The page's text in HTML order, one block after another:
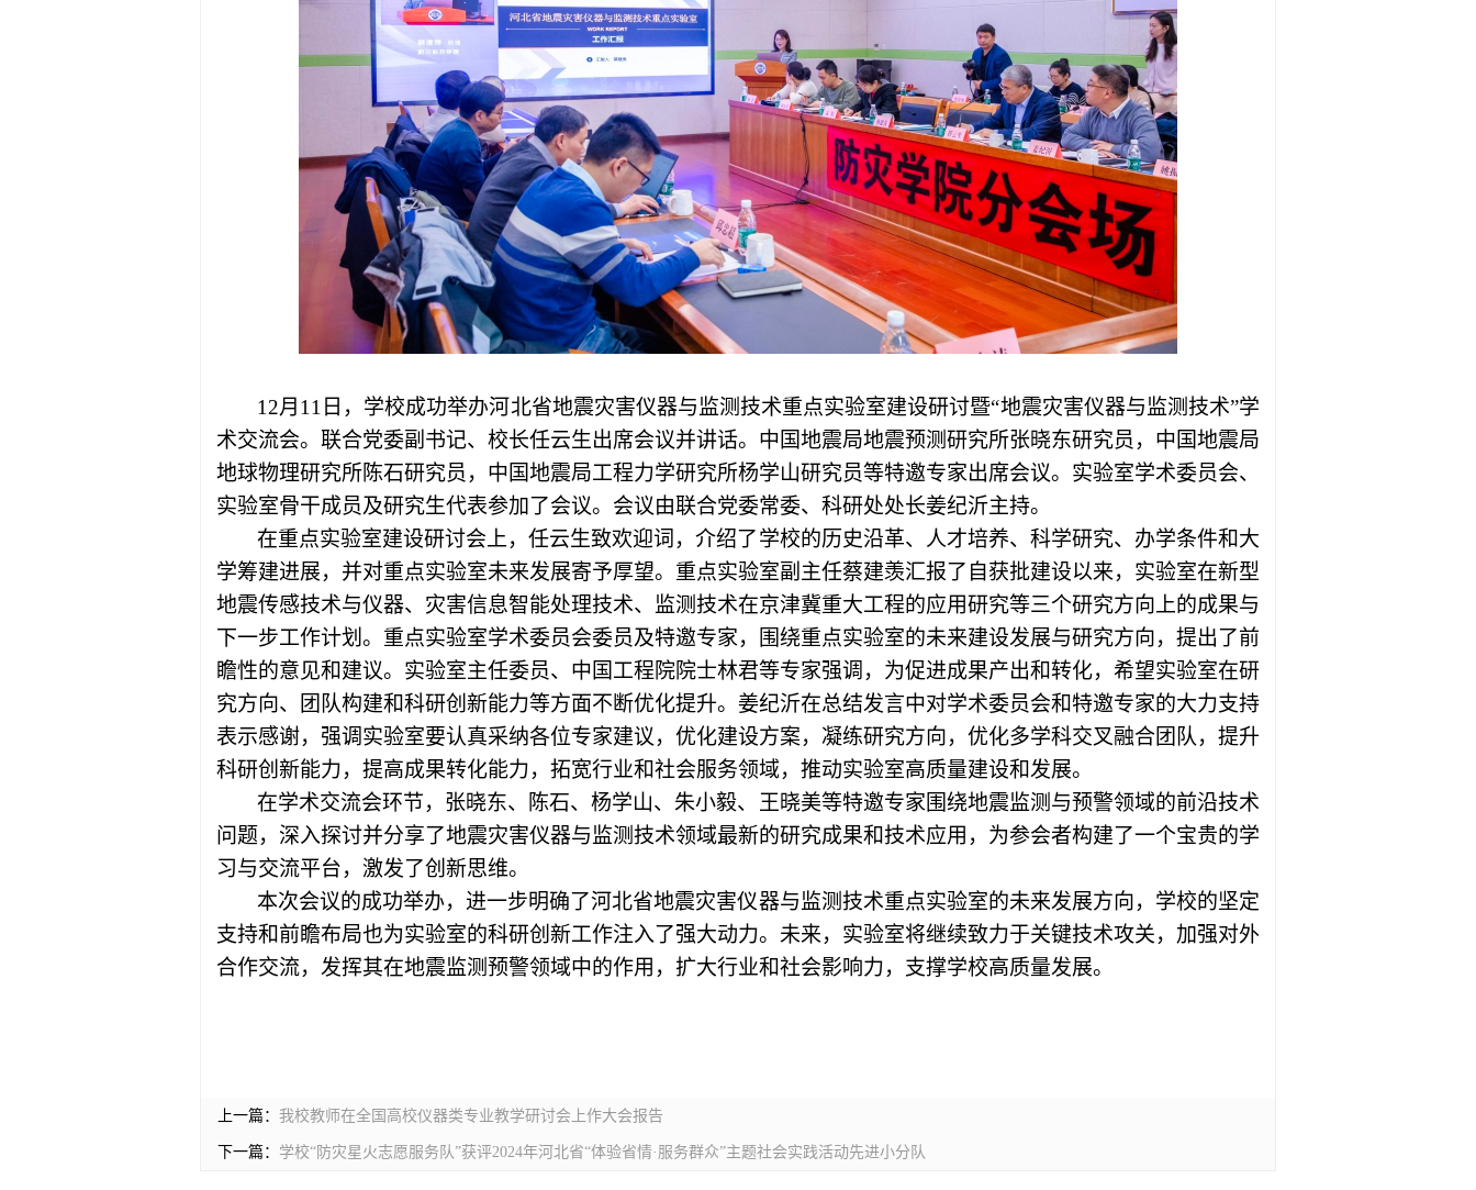
12月11日，学校成功举办河北省地震灾害仪器与监测技术重点实验室建设研讨暨“地震灾害仪器与监测技术”学
术交流会。联合党委副书记、校长任云生出席会议并讲话。中国地震局地震预测研究所张晓东研究员，中国地震局
地球物理研究所陈石研究员，中国地震局工程力学研究所杨学山研究员等特邀专家出席会议。实验室学术委员会、
实验室骨干成员及研究生代表参加了会议。会议由联合党委常委、科研处处长姜纪沂主持。
在重点实验室建设研讨会上，任云生致欢迎词，介绍了学校的历史沿革、人才培养、科学研究、办学条件和大
学筹建进展，并对重点实验室未来发展寄予厚望。重点实验室副主任蔡建羡汇报了自获批建设以来，实验室在新型
地震传感技术与仪器、灾害信息智能处理技术、监测技术在京津冀重大工程的应用研究等三个研究方向上的成果与
下一步工作计划。重点实验室学术委员会委员及特邀专家，围绕重点实验室的未来建设发展与研究方向，提出了前
瞻性的意见和建议。实验室主任委员、中国工程院院士林君等专家强调，为促进成果产出和转化，希望实验室在研
究方向、团队构建和科研创新能力等方面不断优化提升。姜纪沂在总结发言中对学术委员会和特邀专家的大力支持
表示感谢，强调实验室要认真采纳各位专家建议，优化建设方案，凝练研究方向，优化多学科交叉融合团队，提升
科研创新能力，提高成果转化能力，拓宽行业和社会服务领域，推动实验室高质量建设和发展。
在学术交流会环节，张晓东、陈石、杨学山、朱小毅、王晓美等特邀专家围绕地震监测与预警领域的前沿技术
问题，深入探讨并分享了地震灾害仪器与监测技术领域最新的研究成果和技术应用，为参会者构建了一个宝贵的学
习与交流平台，激发了创新思维。
本次会议的成功举办，进一步明确了河北省地震灾害仪器与监测技术重点实验室的未来发展方向，学校的坚定
支持和前瞻布局也为实验室的科研创新工作注入了强大动力。未来，实验室将继续致力于关键技术攻关，加强对外
合作交流，发挥其在地震监测预警领域中的作用，扩大行业和社会影响力，支撑学校高质量发展。
上一篇： 我校教师在全国高校仪器类专业教学研讨会上作大会报告
下一篇： 学校“防灾星火志愿服务队”获评2024年河北省“体验省情·服务群众”主题社会实践活动先进小分队